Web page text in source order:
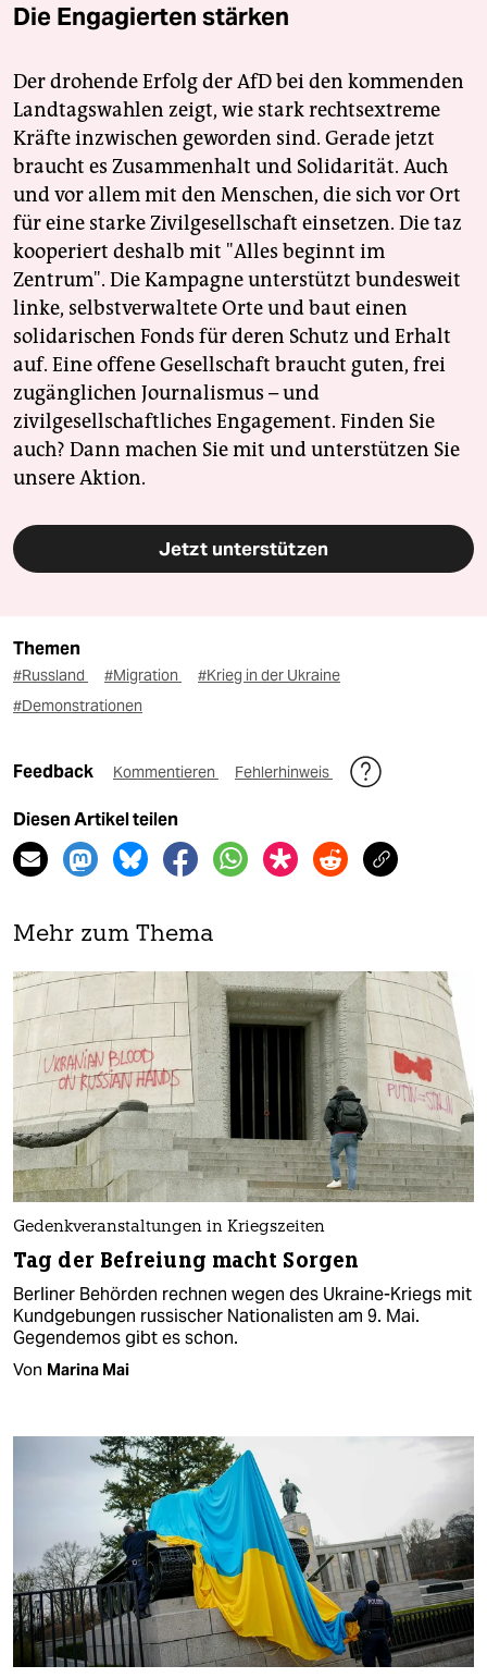
Die Engagierten stärken
Der drohende Erfolg der AfD bei den kommenden
Landtagswahlen zeigt, wie stark rechtsextreme
Kräfte inzwischen geworden sind. Gerade jetzt
braucht es Zusammenhalt und Solidarität. Auch
und vor allem mit den Menschen, die sich vor Ort
für eine starke Zivilgesellschaft einsetzen. Die taz
kooperiert deshalb mit "Alles beginnt im
Zentrum". Die Kampagne unterstützt bundesweit
linke, selbstverwaltete Orte und baut einen
solidarischen Fonds für deren Schutz und Erhalt
auf. Eine offene Gesellschaft braucht guten, frei
zugänglichen Journalismus – und
zivilgesellschaftliches Engagement. Finden Sie
auch? Dann machen Sie mit und unterstützen Sie
unsere Aktion.
Jetzt unterstützen
Themen
#Russland #Migration
#Krieg in der Ukraine
#Demonstrationen
Feedback Kommentieren Fehlerhinweis
Diesen Artikel teilen
Mehr zum Thema
Gedenkveranstaltungen in Kriegszeiten
Tag der Befreiung macht Sorgen
Berliner Behörden rechnen wegen des Ukraine-Kriegs mit
Kundgebungen russischer Nationalisten am 9. Mai.
Gegendemos gibt es schon.
Von Marina Mai